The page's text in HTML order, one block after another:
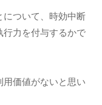
について、時効中断
力を付与するかで
価値がないと思い